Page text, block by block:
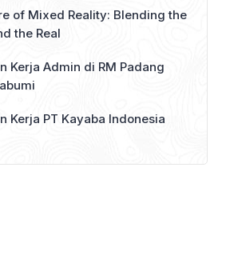
of Mixed Reality: Blending the
the Real
Kerja Admin di RM Padang
Kerja PT Kayaba Indonesia